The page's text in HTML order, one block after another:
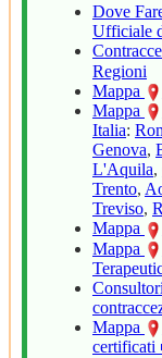
Dove
Ufficiale
Regioni
Mappa
Mappa
Italia:
Genova,
L'Aquila,
Trento,
Treviso,
Mappa
Mappa
Mappa
certificati